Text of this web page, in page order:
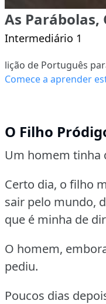
As Parábolas,
Intermediário 1
lição de Português
Comece a aprender
O Filho
Um homem tinha
Certo dia, o filho
sair pelo mundo,
que é minha de
O homem,
pediu.
Poucos dias